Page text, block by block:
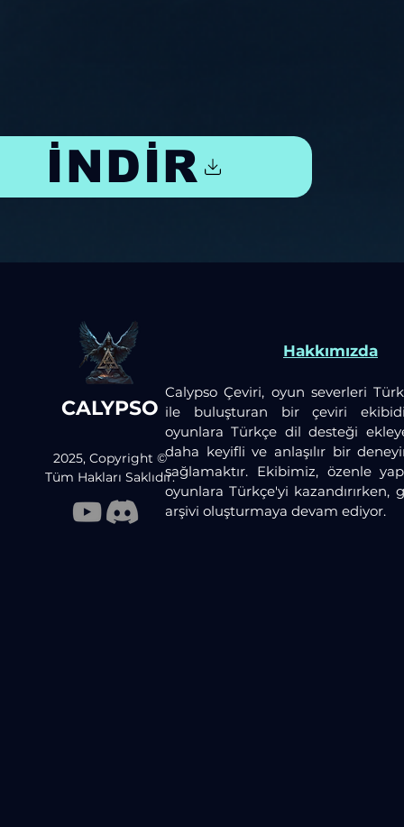
İNDİR
CALYPSO
2025, Copyright ©
Tüm Hakları Saklıdır.
Hakkımızda
Calypso Çeviri, oyun severleri
ile buluşturan bir çeviri
oyunlara Türkçe dil desteği
daha keyifli ve anlaşılır bir
sağlamaktır. Ekibimiz, özenle
oyunlara Türkçe'yi kazandırırken,
arşivi oluşturmaya devam ediyor.​